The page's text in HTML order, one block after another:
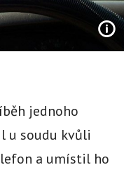
jednoho
u soudu kvůli
a umístil ho